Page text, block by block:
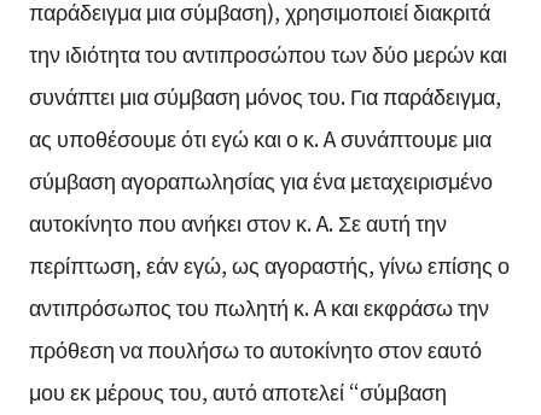
παράδειγμα μια σύμβαση), χρησιμοποιεί διακριτά
την ιδιότητα του αντιπροσώπου των δύο μερών και
συνάπτει μια σύμβαση μόνος του. Για παράδειγμα,
ας υποθέσουμε ότι εγώ και ο κ. A συνάπτουμε μια
σύμβαση αγοραπωλησίας για ένα μεταχειρισμένο
αυτοκίνητο που ανήκει στον κ. A. Σε αυτή την
περίπτωση, εάν εγώ, ως αγοραστής, γίνω επίσης ο
αντιπρόσωπος του πωλητή κ. A και εκφράσω την
πρόθεση να πουλήσω το αυτοκίνητο στον εαυτό
μου εκ μέρους του, αυτό αποτελεί “σύμβαση